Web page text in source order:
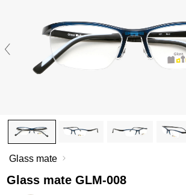
Glass mate
Glass mate GLM-008